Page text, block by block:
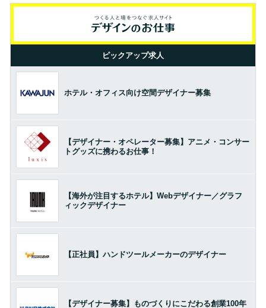
ピックアップ求人
ホテル・オフィス向け空間デザイナー募集
【デザイナー・オペレーター募集】アニメ・コンサー
トグッズに携わるお仕事！
【海外が注目するホテル】Webデザイナー／グラフ
ィックデザイナー
【正社員】ハンドツールメーカーのデザイナー
【デザイナー募集】ものづくりにこだわる創業100年